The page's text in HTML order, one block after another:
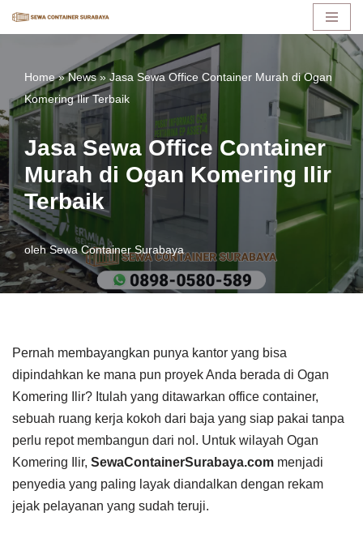
konten
Home»News»Jasa Sewa Office Container Murah di Ogan
Komering Ilir Terbaik
Jasa Sewa Office Container
Murah di Ogan Komering Ilir
Terbaik
olehSewa Container Surabaya
Pernah membayangkan punya kantor yang bisa
dipindahkan ke mana pun proyek Anda berada di Ogan
Komering Ilir? Itulah yang ditawarkan office container,
sebuah ruang kerja kokoh dari baja yang siap pakai tanpa
perlu repot membangun dari nol. Untuk wilayah Ogan
Komering Ilir, SewaContainerSurabaya.com menjadi
penyedia yang paling layak diandalkan dengan rekam
jejak pelayanan yang sudah teruji.